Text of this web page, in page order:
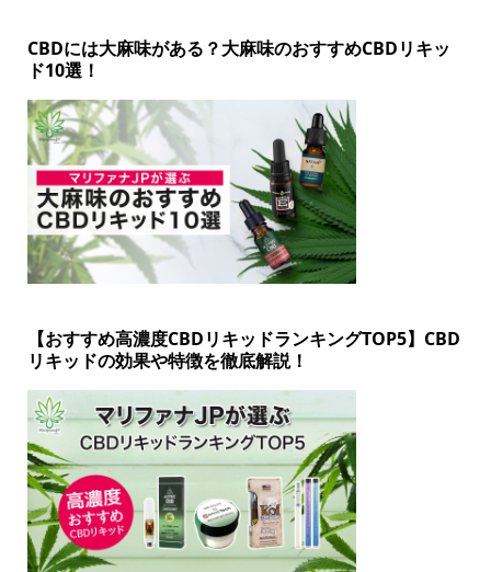
CBDには大麻味がある？大麻味のおすすめCBDリキッ
ド10選！
【おすすめ高濃度CBDリキッドランキングTOP5】CBD
リキッドの効果や特徴を徹底解説！